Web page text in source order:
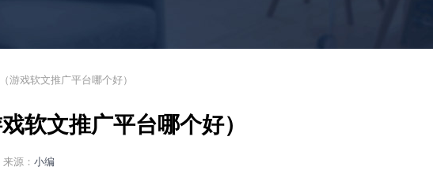
游戏软文推广平台哪个好）
软文推广平台哪个好）
来源： 小编